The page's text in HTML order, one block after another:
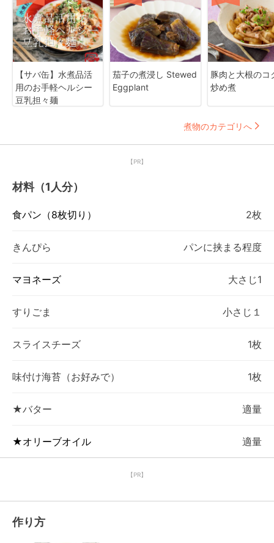
【サバ缶】水煮品活
用のお手軽ヘルシー
豆乳担々麺
茄子の煮浸し Stewed
Eggplant
豚肉と大根のコ
炒め煮
煮物のカテゴリへ
【PR】
材料（1人分）
食パン（8枚切り） 2枚
きんぴら パンに挟まる程度
マヨネーズ 大さじ1
すりごま 小さじ１
スライスチーズ 1枚
味付け海苔（お好みで） 1枚
★バター 適量
★オリーブオイル 適量
【PR】
作り方